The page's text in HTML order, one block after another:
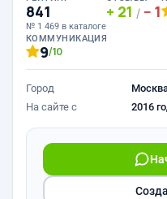
841
№ 1 469 в каталоге
21 / 1
КОММУНИКАЦИЯ
9/10
Город
На сайте с
2016